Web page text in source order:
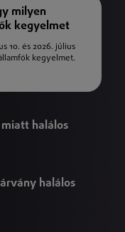
milyen
kegyelmet
10. és 2026. július
kegyelmet.
miatt halálos
halálos